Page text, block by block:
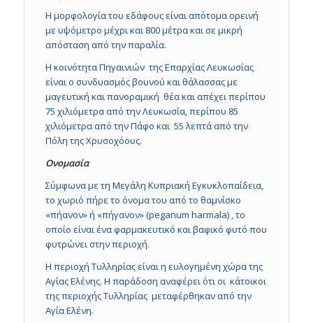
Η μορφολογία του εδάφους είναι απότομα ορεινή
με υψόμετρο μέχρι και 800 μέτρα και σε μικρή
απόσταση από την παραλία.
Η κοινότητα Πηγαινιών της Επαρχίας Λευκωσίας
είναι ο συνδυασμός βουνού και θάλασσας με
μαγευτική και πανοραμική θέα και απέχει περίπου
75 χιλιόμετρα από την Λευκωσία, περίπου 85
χιλιόμετρα από την Πάφο και 55 λεπτά από την
Πόλη της Χρυσοχόους.
Ονομασία
Σύμφωνα με τη Μεγάλη Κυπριακή Εγκυκλοπαίδεια,
το χωριό πήρε το όνομα του από το θαμνίσκο
«πήανον» ή «πήγανον» (peganum harmala) , το
οποίο είναι ένα φαρμακευτικό και βαφικό φυτό που
φυτρώνει στην περιοχή.
Η περιοχή Τυλληρίας είναι η ευλογημένη χώρα της
Αγίας Ελένης. Η παράδοση αναφέρει ότι οι κάτοικοι
της περιοχής Τυλληρίας μεταφέρθηκαν από την
Αγία Ελένη.